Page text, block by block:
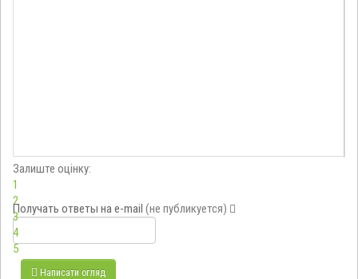
Залиште оцінку:
1
2
3
4
5
Получать ответы на e-mail (не публикуется)
Написати огляд